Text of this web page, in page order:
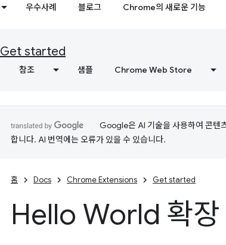
우수사례 블로그 Chrome의 새로운 기능
Get started
참조 샘플 Chrome Web Store
Google은 AI 기술을 사용하여 콘텐
합니다. AI 번역에는 오류가 있을 수 있습니다.
홈 Docs Chrome Extensions Get started
Hello World 확장